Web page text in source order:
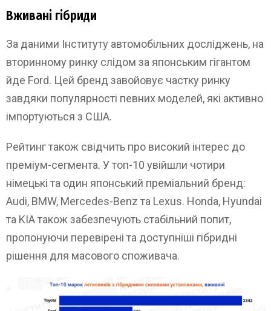
Вживані гібриди
За даними Інституту автомобільних досліджень, на
вторинному ринку слідом за японським гігантом
йде Ford. Цей бренд завойовує частку ринку
завдяки популярності певних моделей, які активно
імпортуються з США.
Рейтинг також свідчить про високий інтерес до
преміум-сегмента. У топ-10 увійшли чотири
німецькі та один японський преміальний бренд:
Audi, BMW, Mercedes-Benz та Lexus. Honda, Hyundai
та KIA також забезпечують стабільний попит,
пропонуючи перевірені та доступніші гібридні
рішення для масового споживача.